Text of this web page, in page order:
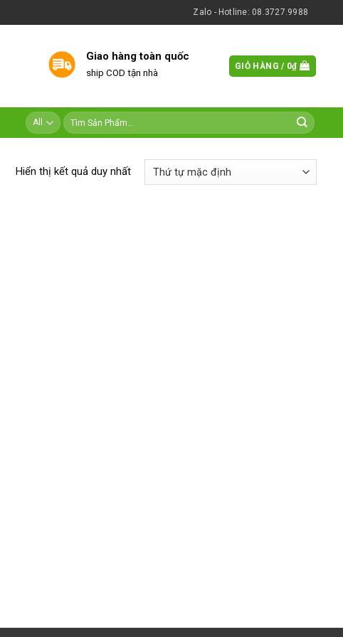
Zalo - Hotline: 08.3727.9988
Giao hàng toàn quốc
ship COD tận nhà
GIỎ HÀNG / 0₫
Hiển thị kết quả duy nhất